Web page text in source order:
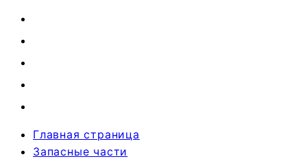
Главная страница
Запасные части